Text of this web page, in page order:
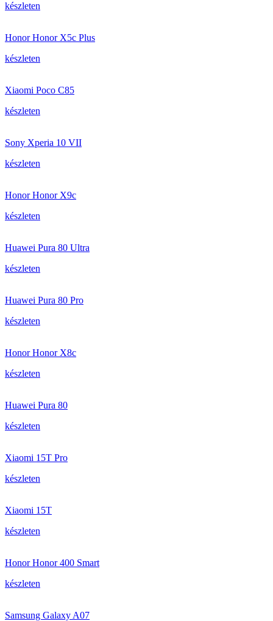
készleten
Honor Honor X5c Plus
készleten
Xiaomi Poco C85
készleten
Sony Xperia 10 VII
készleten
Honor Honor X9c
készleten
Huawei Pura 80 Ultra
készleten
Huawei Pura 80 Pro
készleten
Honor Honor X8c
készleten
Huawei Pura 80
készleten
Xiaomi 15T Pro
készleten
Xiaomi 15T
készleten
Honor Honor 400 Smart
készleten
Samsung Galaxy A07